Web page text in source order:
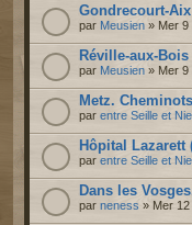
Gondrecourt-Aix
par Meusien » Mer 9
Réville-aux-Bois
par Meusien » Mer 9
Metz.
par entre Seille et
Hôpital Lazarett
par entre Seille et
Dans les
par neness » Mer